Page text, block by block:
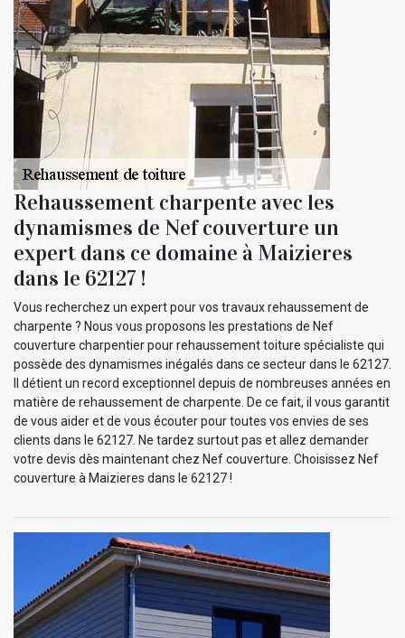
Rehaussement charpente avec les
dynamismes de Nef couverture un
expert dans ce domaine à Maizieres
dans le 62127 !
Vous recherchez un expert pour vos travaux rehaussement de
charpente ? Nous vous proposons les prestations de Nef
couverture charpentier pour rehaussement toiture spécialiste qui
possède des dynamismes inégalés dans ce secteur dans le 62127.
Il détient un record exceptionnel depuis de nombreuses années en
matière de rehaussement de charpente. De ce fait, il vous garantit
de vous aider et de vous écouter pour toutes vos envies de ses
clients dans le 62127. Ne tardez surtout pas et allez demander
votre devis dès maintenant chez Nef couverture. Choisissez Nef
couverture à Maizieres dans le 62127 !